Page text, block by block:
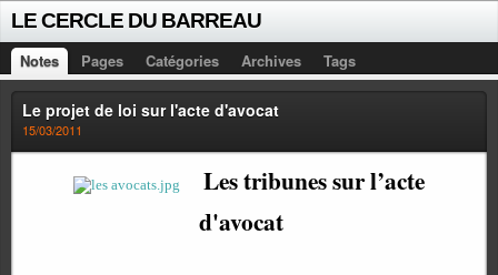
LE CERCLE DU BARREAU
Notes Pages Catégories Archives Tags
Le projet de loi sur l'acte d'avocat
15/03/2011
Les tribunes sur l’acte
d'avocat